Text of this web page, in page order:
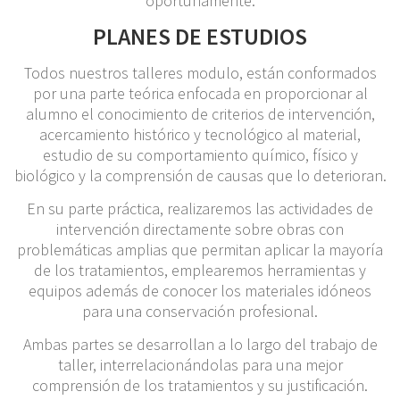
PLANES DE ESTUDIOS
Todos nuestros talleres modulo, están conformados
por una parte teórica enfocada en proporcionar al
alumno el conocimiento de criterios de intervención,
acercamiento histórico y tecnológico al material,
estudio de su comportamiento químico, físico y
biológico y la comprensión de causas que lo deterioran.
En su parte práctica, realizaremos las actividades de
intervención directamente sobre obras con
problemáticas amplias que permitan aplicar la mayoría
de los tratamientos, emplearemos herramientas y
equipos además de conocer los materiales idóneos
para una conservación profesional.
Ambas partes se desarrollan a lo largo del trabajo de
taller, interrelacionándolas para una mejor
comprensión de los tratamientos y su justificación.